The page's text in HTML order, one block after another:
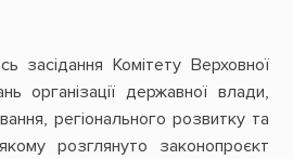
засідання Комітету Верховної
організації державної влади,
регіонального розвитку та
розглянуто законопроєкт